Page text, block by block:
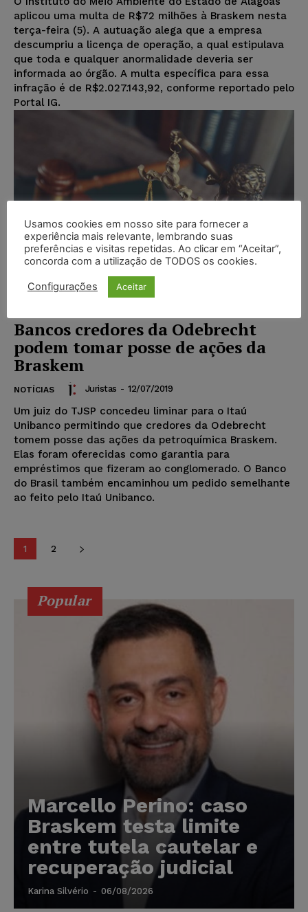
aplicou uma multa de R$72 milhões à Braskem nesta
terça-feira (5). A autuação alega que a empresa
descumpriu a licença de operação, a qual estipulava
que toda e qualquer anormalidade deveria ser
informada ao órgão. A multa específica para essa
infração é de R$2.027.143,92, conforme reportado pelo
Portal IG.
Bancos credores da Odebrecht
podem tomar posse de ações da
Braskem
NOTÍCIAS Juristas - 12/07/2019
Um juiz do TJSP concedeu liminar para o Itaú
Unibanco permitindo que credores da Odebrecht
tomem posse das ações da petroquímica Braskem.
Elas foram oferecidas como garantia para
empréstimos que fizeram ao conglomerado. O Banco
do Brasil também encaminhou um pedido semelhante
ao feito pelo Itaú Unibanco.
1 2
Popular
Marcello Perino: caso
Braskem testa limite
entre tutela cautelar e
recuperação judicial
Karina Silvério - 06/08/2026
Usamos cookies em nosso site para fornecer a
experiência mais relevante, lembrando suas
preferências e visitas repetidas. Ao clicar em “Aceitar”,
concorda com a utilização de TODOS os cookies.
Configurações Aceitar